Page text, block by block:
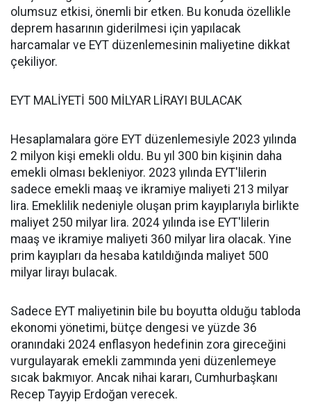
olumsuz etkisi, önemli bir etken. Bu konuda özellikle
deprem hasarının giderilmesi için yapılacak
harcamalar ve EYT düzenlemesinin maliyetine dikkat
çekiliyor.
EYT MALİYETİ 500 MİLYAR LİRAYI BULACAK
Hesaplamalara göre EYT düzenlemesiyle 2023 yılında
2 milyon kişi emekli oldu. Bu yıl 300 bin kişinin daha
emekli olması bekleniyor. 2023 yılında EYT'lilerin
sadece emekli maaş ve ikramiye maliyeti 213 milyar
lira. Emeklilik nedeniyle oluşan prim kayıplarıyla birlikte
maliyet 250 milyar lira. 2024 yılında ise EYT'lilerin
maaş ve ikramiye maliyeti 360 milyar lira olacak. Yine
prim kayıpları da hesaba katıldığında maliyet 500
milyar lirayı bulacak.
Sadece EYT maliyetinin bile bu boyutta olduğu tabloda
ekonomi yönetimi, bütçe dengesi ve yüzde 36
oranındaki 2024 enflasyon hedefinin zora gireceğini
vurgulayarak emekli zammında yeni düzenlemeye
sıcak bakmıyor. Ancak nihai kararı, Cumhurbaşkanı
Recep Tayyip Erdoğan verecek.